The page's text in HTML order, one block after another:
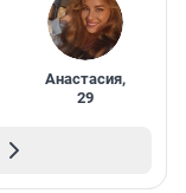
Анастасия,
29